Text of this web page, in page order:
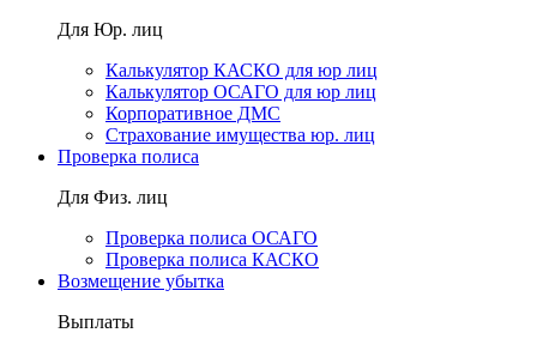
Для Юр. лиц
Калькулятор КАСКО для юр лиц
Калькулятор ОСАГО для юр лиц
Корпоративное ДМС
Страхование имущества юр. лиц
Проверка полиса
Для Физ. лиц
Проверка полиса ОСАГО
Проверка полиса КАСКО
Возмещение убытка
Выплаты